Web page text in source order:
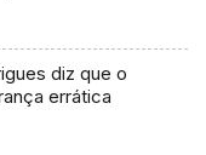
diz que o
errática